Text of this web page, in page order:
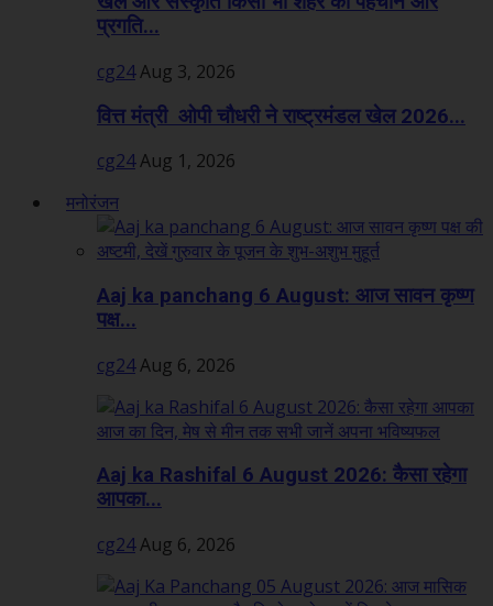
प्रगति...
cg24Aug 3, 2026
वित्त मंत्री ओपी चौधरी ने राष्ट्रमंडल खेल 2026...
cg24Aug 1, 2026
मनोरंजन
Aaj ka panchang 6 August: आज सावन कृष्ण
पक्ष...
cg24Aug 6, 2026
Aaj ka Rashifal 6 August 2026: कैसा रहेगा
आपका...
cg24Aug 6, 2026